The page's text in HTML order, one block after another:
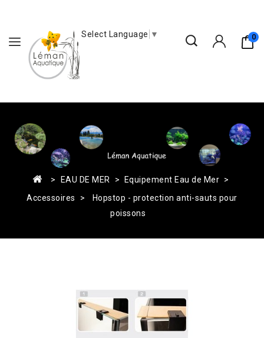
0
Select Language ▼
EAU DE MER
Equipement Eau de Mer
Accessoires
Hopstop - protection anti-sauts pour
poissons